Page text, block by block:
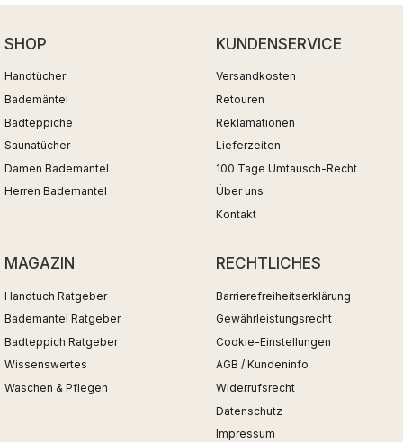
SHOP
Handtücher
Bademäntel
Badteppiche
Saunatücher
Damen Bademantel
Herren Bademantel
KUNDENSERVICE
Versandkosten
Retouren
Reklamationen
Lieferzeiten
100 Tage Umtausch-Recht
Über uns
Kontakt
MAGAZIN
Handtuch Ratgeber
Bademantel Ratgeber
Badteppich Ratgeber
Wissenswertes
Waschen & Pflegen
RECHTLICHES
Barrierefreiheitserklärung
Gewährleistungsrecht
Cookie-Einstellungen
AGB / Kundeninfo
Widerrufsrecht
Datenschutz
Impressum